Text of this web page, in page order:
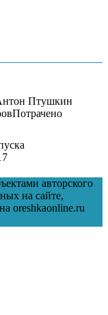
Потрачено
авторского
на сайте,
oreshkaonline.ru